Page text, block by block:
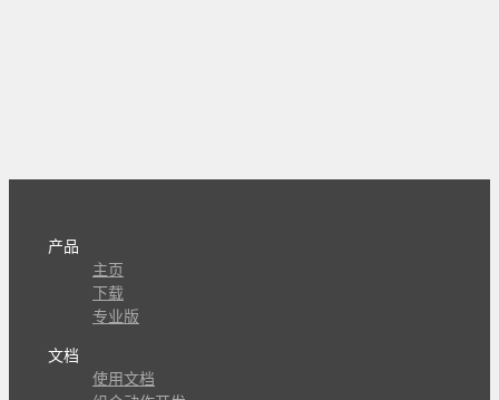
产品
主页
下载
专业版
文档
使用文档